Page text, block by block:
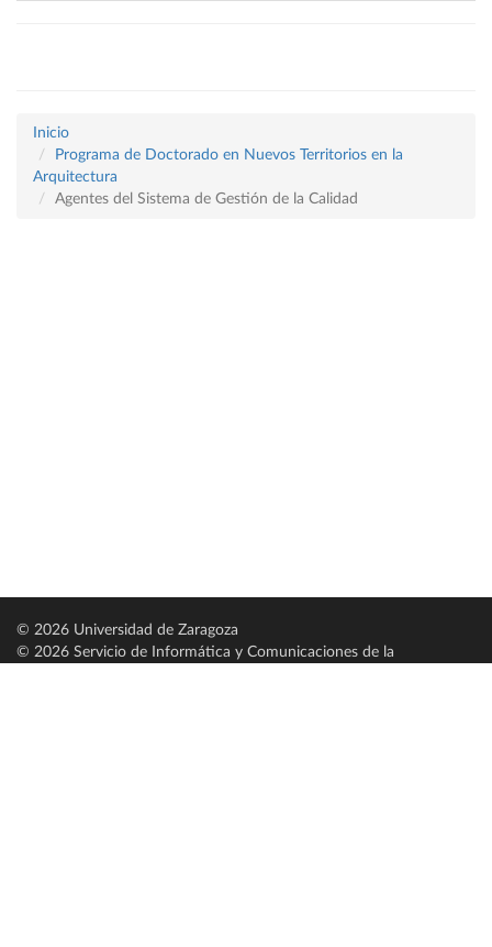
Inicio
Programa de Doctorado en Nuevos Territorios en la
Arquitectura
Agentes del Sistema de Gestión de la Calidad
© 2026 Universidad de Zaragoza
© 2026 Servicio de Informática y Comunicaciones de la